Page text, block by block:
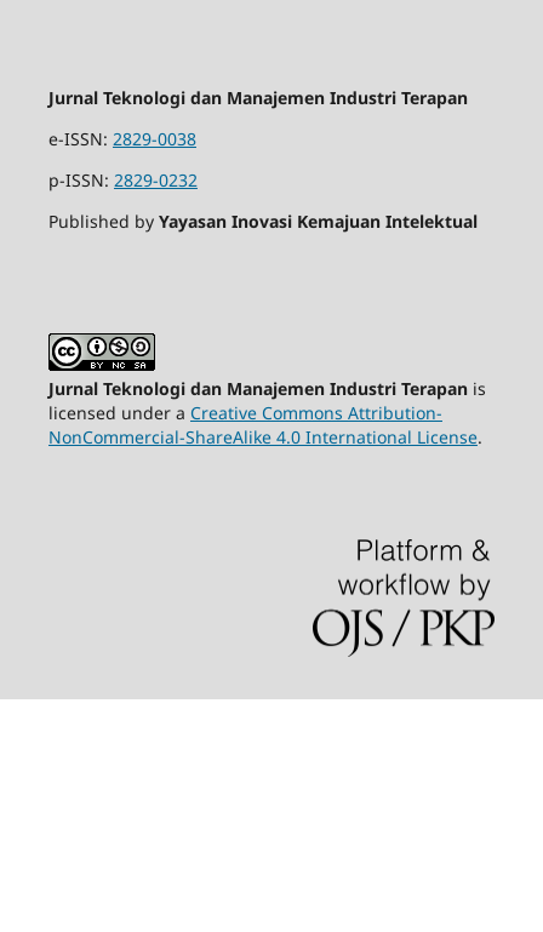
Jurnal Teknologi dan Manajemen Industri Terapan
e-ISSN: 2829-0038
p-ISSN: 2829-0232
Published by Yayasan Inovasi Kemajuan Intelektual
Jurnal Teknologi dan Manajemen Industri Terapanis
licensed under a Creative Commons Attribution-
NonCommercial-ShareAlike 4.0 International License.